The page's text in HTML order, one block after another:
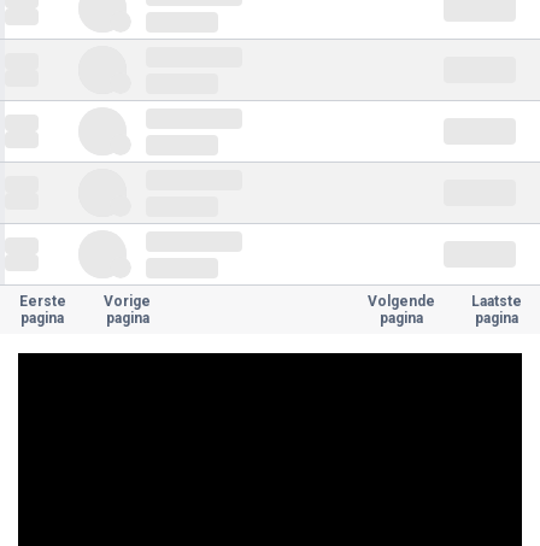
Eerste
pagina
Vorige
pagina
Volgende
pagina
Laatste
pagina